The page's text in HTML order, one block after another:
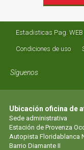
Estadisticas Pag. WEB
Condiciones de uso
Síguenos
Ubicación oficina de
Sede administrativa
Estación de Provenza
Autopista Floridablanca
Barrio Diamante II